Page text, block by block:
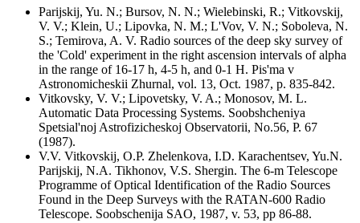
Parijskij, Yu. N.; Bursov, N. N.; Wielebinski, R.; Vitkovskij,
V. V.; Klein, U.; Lipovka, N. M.; L'Vov, V. N.; Soboleva, N.
S.; Temirova, A. V. Radio sources of the deep sky survey of
the 'Cold' experiment in the right ascension intervals of alpha
in the range of 16-17 h, 4-5 h, and 0-1 H. Pis'ma v
Astronomicheskii Zhurnal, vol. 13, Oct. 1987, p. 835-842.
Vitkovsky, V. V.; Lipovetsky, V. A.; Monosov, M. L.
Automatic Data Processing Systems. Soobshcheniya
Spetsial'noj Astrofizicheskoj Observatorii, No.56, P. 67
(1987).
V.V. Vitkovskij, O.P. Zhelenkova, I.D. Karachentsev, Yu.N.
Parijskij, N.A. Tikhonov, V.S. Shergin. The 6-m Telescope
Programme of Optical Identification of the Radio Sources
Found in the Deep Surveys with the RATAN-600 Radio
Telescope. Soobschenija SAO, 1987, v. 53, pp 86-88.